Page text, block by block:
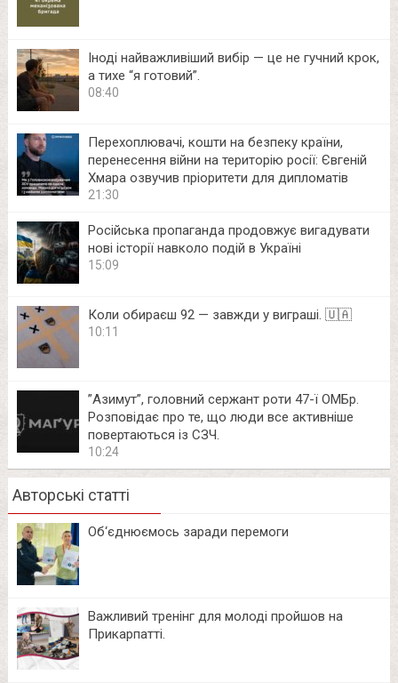
Іноді найважливіший вибір — це не гучний крок,
а тихе “я готовий”.
08:40
Перехоплювачі, кошти на безпеку країни,
перенесення війни на територію росії: Євгеній
Хмара озвучив пріоритети для дипломатів
21:30
Російська пропаганда продовжує вигадувати
нові історії навколо подій в Україні
15:09
Коли обираєш 92 — завжди у виграші. 🇺🇦
10:11
⁨”Азимут”, головний сержант роти 47-ї ОМБр.
Розповідає про те, що люди все активніше
повертаються із СЗЧ.
10:24
Авторські статті
Об‘єднюємось заради перемоги
Важливий тренінг для молоді пройшов на
Прикарпатті.